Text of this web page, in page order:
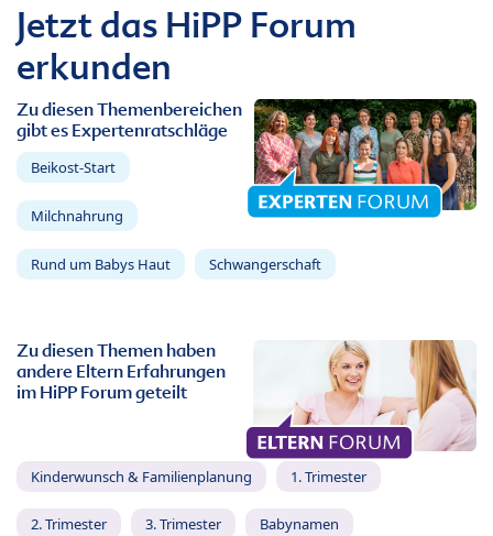
Jetzt das HiPP Forum
erkunden
Zu diesen Themenbereichen
gibt es Expertenratschläge
Beikost-Start
Milchnahrung
Rund um Babys Haut Schwangerschaft
Zu diesen Themen haben
andere Eltern Erfahrungen
im HiPP Forum geteilt
Kinderwunsch & Familienplanung 1. Trimester
2. Trimester 3. Trimester Babynamen